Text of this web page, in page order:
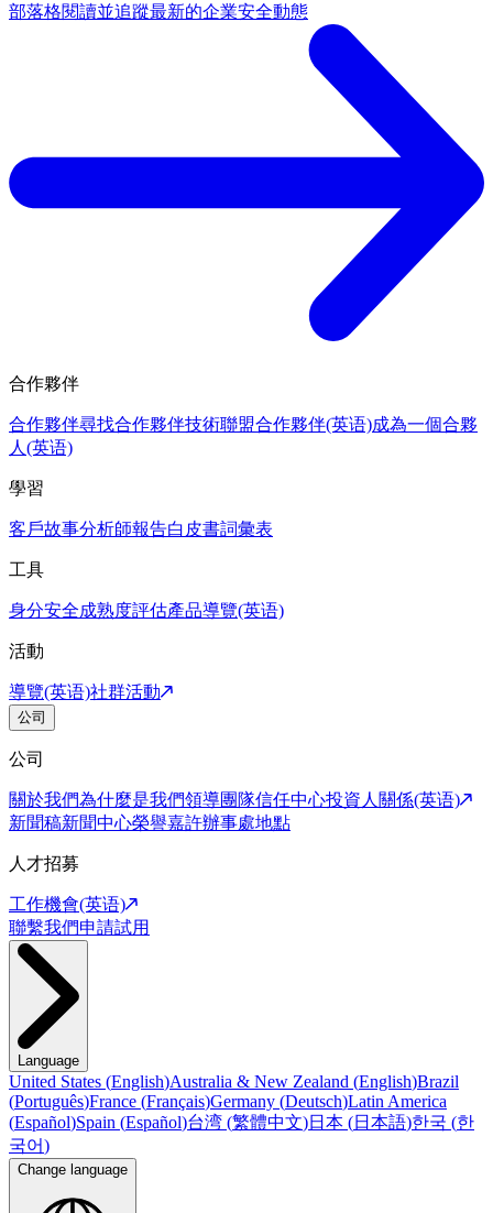
部落格閱讀並追蹤最新的企業安全動態
合作夥伴
合作夥伴尋找合作夥伴技術聯盟合作夥伴(英语)成為一個合夥
人(英语)
學習
客戶故事分析師報告白皮書詞彙表
工具
身分安全成熟度評估產品導覽(英语)
活動
導覽(英语)社群活動
公司
公司
關於我們為什麼是我們領導團隊信任中心投資人關係(英语)
新聞稿新聞中心榮譽嘉許辦事處地點
人才招募
工作機會(英语)
聯繫我們申請試用
Language
United States (English)Australia & New Zealand (English)Brazil
(Português)France (Français)Germany (Deutsch)Latin America
(Español)Spain (Español)台湾 (繁體中文)日本 (日本語)한국 (한
국어)
Change language